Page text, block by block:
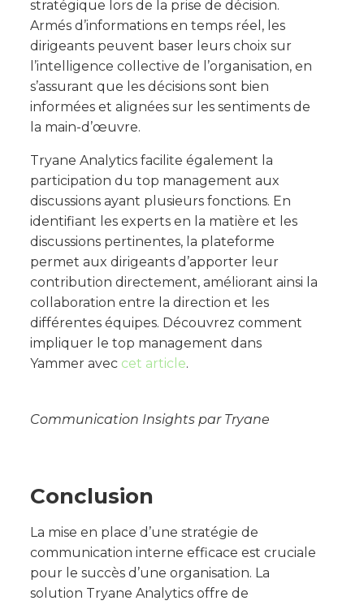
stratégique lors de la prise de décision.
Armés d’informations en temps réel, les
dirigeants peuvent baser leurs choix sur
l’intelligence collective de l’organisation, en
s’assurant que les décisions sont bien
informées et alignées sur les sentiments de
la main-d’œuvre.
Tryane Analytics facilite également la
participation du top management aux
discussions ayant plusieurs fonctions. En
identifiant les experts en la matière et les
discussions pertinentes, la plateforme
permet aux dirigeants d’apporter leur
contribution directement, améliorant ainsi la
collaboration entre la direction et les
différentes équipes. Découvrez comment
impliquer le top management dans
Yammer avec cet article.
Communication Insights par Tryane
Conclusion
La mise en place d’une stratégie de
communication interne efficace est cruciale
pour le succès d’une organisation. La
solution Tryane Analytics offre de